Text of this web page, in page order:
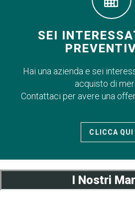
SEI
Hai una azienda e sei
acquisto di
Contattaci per avere una
CLICCA QUI
I Nostri